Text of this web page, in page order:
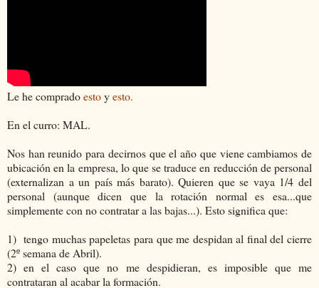
Le he compradoestoyesto.
En el curro: MAL.
Nos han reunido para decirnos que el año que viene cambiamos de
ubicación en la empresa, lo que se traduce en reducción de personal
(externalizan a un país más barato). Quieren que se vaya 1/4 del
personal (aunque dicen que la rotación normal es esa...que
simplemente con no contratar a las bajas...). Esto significa que:
1) tengo muchas papeletas para que me despidan al final del cierre
(2º semana de Abril).
2) en el caso que no me despidieran, es imposible que me
contrataran al acabar la formación.